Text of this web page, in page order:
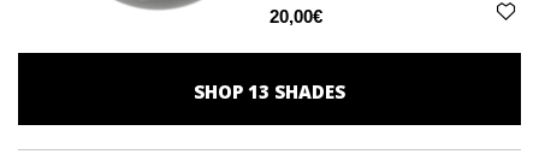
20,00€
SHOP 13 SHADES